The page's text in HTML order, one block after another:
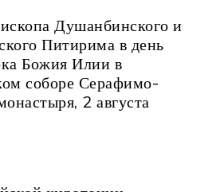
Душанбинского и
Питирима в день
Божия Илии в
соборе Серафимо-
2 августа